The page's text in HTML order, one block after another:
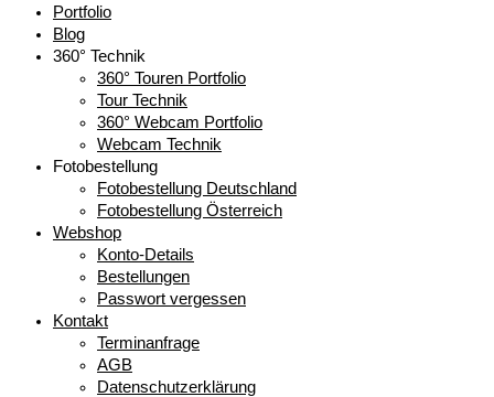
Portfolio
Blog
360° Technik
360° Touren Portfolio
Tour Technik
360° Webcam Portfolio
Webcam Technik
Fotobestellung
Fotobestellung Deutschland
Fotobestellung Österreich
Webshop
Konto-Details
Bestellungen
Passwort vergessen
Kontakt
Terminanfrage
AGB
Datenschutzerklärung